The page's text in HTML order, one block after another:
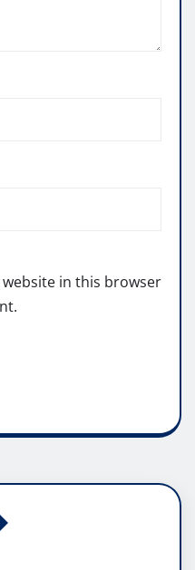
website in this browser